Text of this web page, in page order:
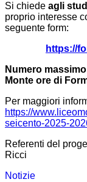
Si chiede agli
proprio interesse
seguente form:
https://
Numero
Monte ore di
Per maggiori
https://
seicento-2025-
Referenti del
Ricci
Notizie